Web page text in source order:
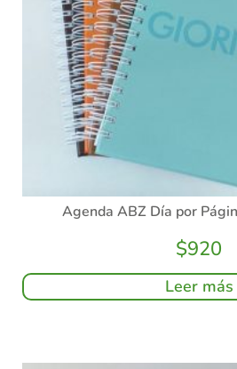
Agenda ABZ Día por
$920
Leer más